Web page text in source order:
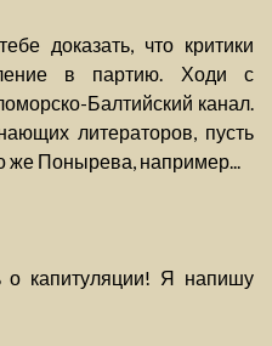
доказать, что критики
в партию. Ходи с
Балтийский канал.
литераторов, пусть
же Понырева, например...
о капитуляции! Я напишу